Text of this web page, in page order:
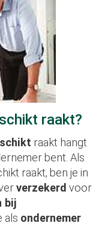
raakt?
raakt hangt
bent. Als
raakt, ben je in
verzekerd voor
bij
als ondernemer